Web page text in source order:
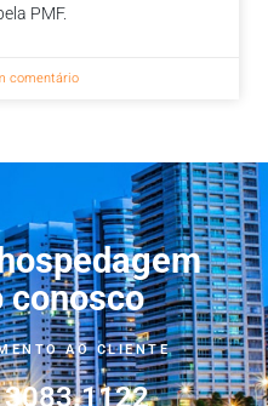
PMF.
comentário
conosco
AO CLIENTE